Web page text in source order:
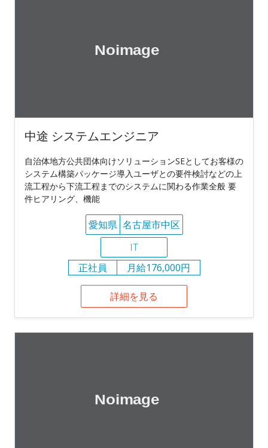
中途 システムエンジニア
自治体地方公共団体向けソリューションSEとしてお客様の
システム構築パッケージ導入ユーザとの要件検討などの上
流工程から下流工程までのシステムに関わる作業全般 要
件ヒアリング、機能
愛知県 名古屋市中区
IT
正社員
月給176,000円
詳細を見る